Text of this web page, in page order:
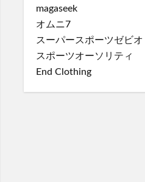
magaseek
オムニ7
スーパースポーツゼビオ
スポーツオーソリティ
End Clothing